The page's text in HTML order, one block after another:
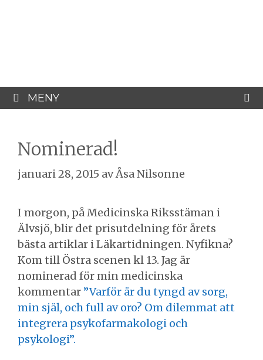
MENY
Nominerad!
januari 28, 2015 avÅsa Nilsonne
I morgon, på Medicinska Riksstäman i
Älvsjö, blir det prisutdelning för årets
bästa artiklar i Läkartidningen. Nyfikna?
Kom till Östra scenen kl 13. Jag är
nominerad för min medicinska
kommentar ”Varför är du tyngd av sorg,
min själ, och full av oro? Om dilemmat att
integrera psykofarmakologi och
psykologi”.